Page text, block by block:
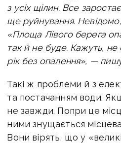
з усіх щілин. Все
ще руйнування.
«Площа Лівого берега
так й не буде. Кажуть, не
рік без опалення», —
Такі ж проблеми й з
та постачанням води.
не завжди. Попри це
ними знущається
Вони вірять, що у